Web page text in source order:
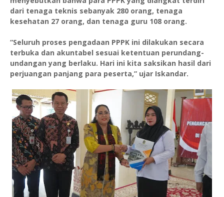
dari tenaga teknis sebanyak 280 orang, tenaga
kesehatan 27 orang, dan tenaga guru 108 orang.
“Seluruh proses pengadaan PPPK ini dilakukan secara
terbuka dan akuntabel sesuai ketentuan perundang-
undangan yang berlaku. Hari ini kita saksikan hasil dari
perjuangan panjang para peserta,” ujar Iskandar.